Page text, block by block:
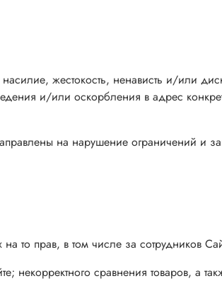
насилие, жестокость, ненависть и/или
и/или оскорбления в адрес
на нарушение ограничений и
то прав, в том числе за сотрудников
некорректного сравнения товаров, а